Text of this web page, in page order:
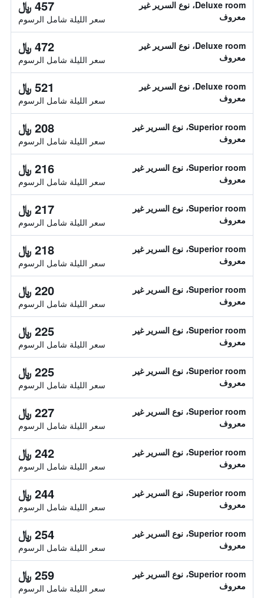
Deluxe room، نوع السرير غير
معروف
457 ﷼
سعر الليلة شامل الرسوم
Deluxe room، نوع السرير غير
معروف
472 ﷼
سعر الليلة شامل الرسوم
Deluxe room، نوع السرير غير
معروف
521 ﷼
سعر الليلة شامل الرسوم
Superior room، نوع السرير غير
معروف
208 ﷼
سعر الليلة شامل الرسوم
Superior room، نوع السرير غير
معروف
216 ﷼
سعر الليلة شامل الرسوم
Superior room، نوع السرير غير
معروف
217 ﷼
سعر الليلة شامل الرسوم
Superior room، نوع السرير غير
معروف
218 ﷼
سعر الليلة شامل الرسوم
Superior room، نوع السرير غير
معروف
220 ﷼
سعر الليلة شامل الرسوم
Superior room، نوع السرير غير
معروف
225 ﷼
سعر الليلة شامل الرسوم
Superior room، نوع السرير غير
معروف
225 ﷼
سعر الليلة شامل الرسوم
Superior room، نوع السرير غير
معروف
227 ﷼
سعر الليلة شامل الرسوم
Superior room، نوع السرير غير
معروف
242 ﷼
سعر الليلة شامل الرسوم
Superior room، نوع السرير غير
معروف
244 ﷼
سعر الليلة شامل الرسوم
Superior room، نوع السرير غير
معروف
254 ﷼
سعر الليلة شامل الرسوم
Superior room، نوع السرير غير
معروف
259 ﷼
سعر الليلة شامل الرسوم